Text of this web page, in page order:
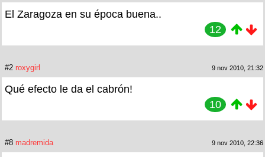
El Zaragoza en su época buena..
12
#2 roxygirl 9 nov 2010, 21:32
Qué efecto le da el cabrón!
10
#8 madremida 9 nov 2010, 22:36